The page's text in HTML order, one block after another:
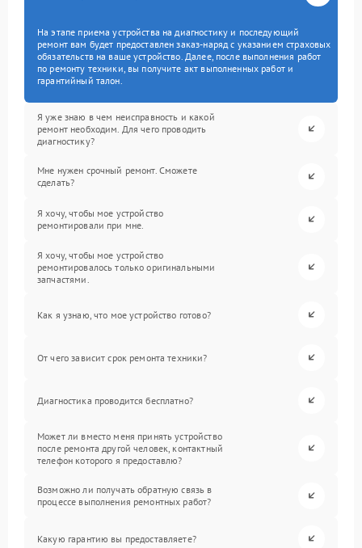
На этапе приема устройства на диагностику и последующий
ремонт вам будет предоставлен заказ-наряд с указанием страховых
обязательств на ваше устройство. Далее, после выполнения работ
по ремонту техники, вы получите акт выполненных работ и
гарантийный талон.
Я уже знаю в чем неисправность и какой
ремонт необходим. Для чего проводить
диагностику?
Мне нужен срочный ремонт. Сможете
сделать?
Я хочу, чтобы мое устройство
ремонтировали при мне.
Я хочу, чтобы мое устройство
ремонтировалось только оригинальными
запчастями.
Как я узнаю, что мое устройство готово?
От чего зависит срок ремонта техники?
Диагностика проводится бесплатно?
Может ли вместо меня принять устройство
после ремонта другой человек, контактный
телефон которого я предоставлю?
Возможно ли получать обратную связь в
процессе выполнения ремонтных работ?
Какую гарантию вы предоставляете?